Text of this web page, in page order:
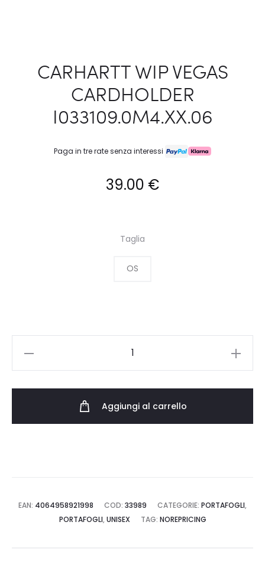
CARHARTT WIP VEGAS
CARDHOLDER
I033109.0M4.XX.06
Paga in tre rate senza interessi
39.00 €
Taglia
OS
I033109.0M4.XX.06
Aggiungi al carrello
EAN: 4064958921998 COD: 33989 CATEGORIE: PORTAFOGLI,
PORTAFOGLI, UNISEX TAG: NOREPRICING